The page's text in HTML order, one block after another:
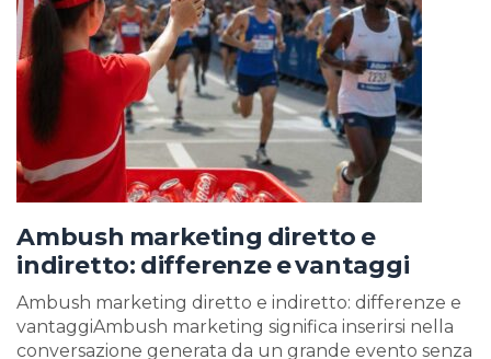
Ambush marketing diretto e
indiretto: differenze e vantaggi
Ambush marketing diretto e indiretto: differenze e
vantaggiAmbush marketing significa inserirsi nella
conversazione generata da un grande evento senza